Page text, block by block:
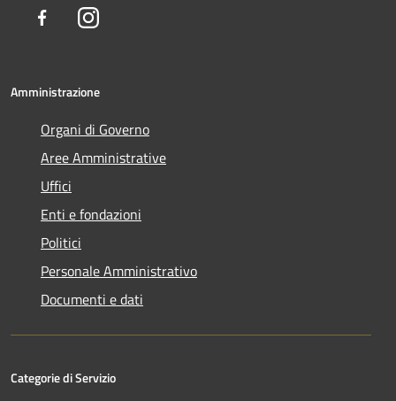
FacebookInstagram
Amministrazione
Organi di Governo
Aree Amministrative
Uffici
Enti e fondazioni
Politici
Personale Amministrativo
Documenti e dati
Categorie di Servizio